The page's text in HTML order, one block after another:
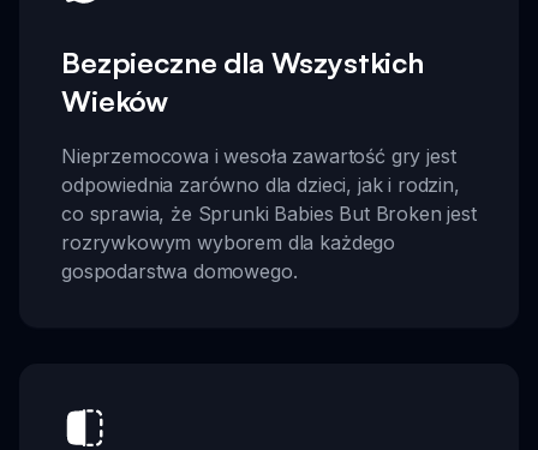
Bezpieczne dla Wszystkich
Wieków
Nieprzemocowa i wesoła zawartość gry jest
odpowiednia zarówno dla dzieci, jak i rodzin,
co sprawia, że Sprunki Babies But Broken jest
rozrywkowym wyborem dla każdego
gospodarstwa domowego.